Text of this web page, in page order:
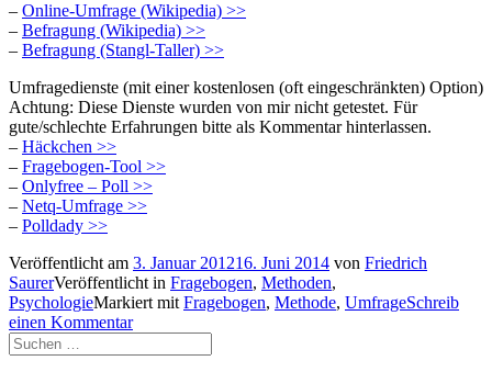
– Online-Umfrage (Wikipedia) >>
– Befragung (Wikipedia) >>
– Befragung (Stangl-Taller) >>
Umfragedienste (mit einer kostenlosen (oft eingeschränkten) Option)
Achtung: Diese Dienste wurden von mir nicht getestet. Für
gute/schlechte Erfahrungen bitte als Kommentar hinterlassen.
– Häckchen >>
– Fragebogen-Tool >>
– Onlyfree – Poll >>
– Netq-Umfrage >>
– Polldady >>
Veröffentlicht am 3. Januar 201216. Juni 2014 von Friedrich
SaurerVeröffentlicht in Fragebogen, Methoden,
PsychologieMarkiert mitFragebogen, Methode, UmfrageSchreib
einen Kommentar
Suchen
nach: